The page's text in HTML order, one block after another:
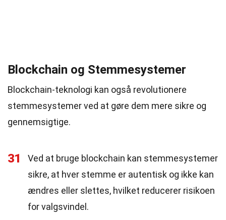
Blockchain og Stemmesystemer
Blockchain-teknologi kan også revolutionere
stemmesystemer ved at gøre dem mere sikre og
gennemsigtige.
31
Ved at bruge blockchain kan stemmesystemer
sikre, at hver stemme er autentisk og ikke kan
ændres eller slettes, hvilket reducerer risikoen
for valgsvindel.